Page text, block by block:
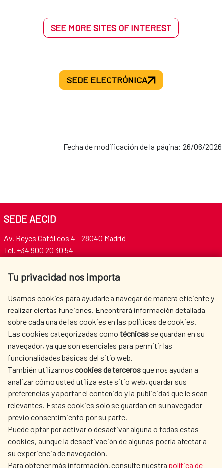
SEE MORE SITES OF INTEREST
SEDE ELECTRÓNICA
Fecha de modificación de la página: 26/06/2026
Tu privacidad nos importa
Usamos cookies para ayudarle a navegar de manera eficiente y
realizar ciertas funciones. Encontrará información detallada
sobre cada una de las cookies en las políticas de cookies.
Las cookies categorizadas como técnicas se guardan en su
navegador, ya que son esenciales para permitir las
funcionalidades básicas del sitio web.
También utilizamos cookies de tercerosque nos ayudan a
analizar cómo usted utiliza este sitio web, guardar sus
preferencias y aportar el contenido y la publicidad que le sean
relevantes. Estas cookies solo se guardan en su navegador
previo consentimiento por su parte.
Puede optar por activar o desactivar alguna o todas estas
cookies, aunque la desactivación de algunas podría afectar a
su experiencia de navegación.
Para obtener más información, consulte nuestra política de
SEDE AECID
Av. Reyes Católicos 4 - 28040 Madrid
Tel. +34 900 20 30 54​​​​​​​
AECID
WHERE DO WE COOPERATE?
SPANISH HUMANITARIAN
ACTION
PRESS ROOM
CULTURE AND SCIENCE LIBRARY
OUR SOCIAL MEDIA